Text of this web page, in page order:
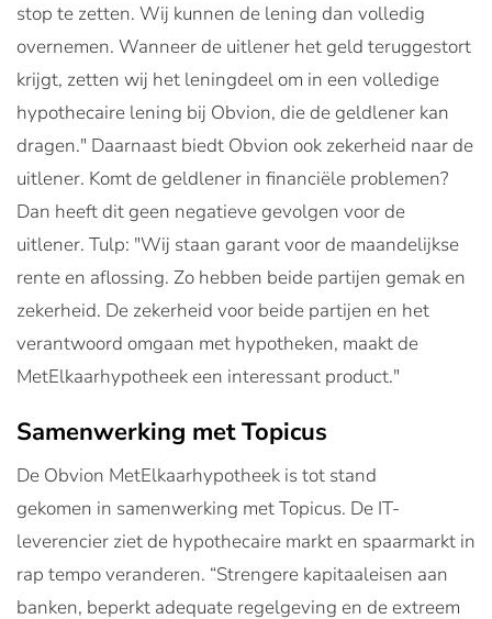
stop te zetten. Wij kunnen de lening dan volledig
overnemen. Wanneer de uitlener het geld teruggestort
krijgt, zetten wij het leningdeel om in een volledige
hypothecaire lening bij Obvion, die de geldlener kan
dragen." Daarnaast biedt Obvion ook zekerheid naar de
uitlener. Komt de geldlener in financiële problemen?
Dan heeft dit geen negatieve gevolgen voor de
uitlener. Tulp: "Wij staan garant voor de maandelijkse
rente en aflossing. Zo hebben beide partijen gemak en
zekerheid. De zekerheid voor beide partijen en het
verantwoord omgaan met hypotheken, maakt de
MetElkaarhypotheek een interessant product."
Samenwerking met Topicus
De Obvion MetElkaarhypotheek is tot stand
gekomen in samenwerking met Topicus. De IT-
leverencier ziet de hypothecaire markt en spaarmarkt in
rap tempo veranderen. “Strengere kapitaaleisen aan
banken, beperkt adequate regelgeving en de extreem